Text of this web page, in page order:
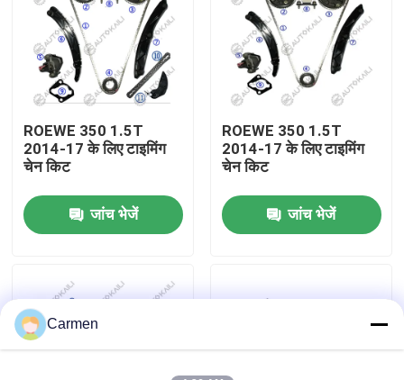
हमारे बारे में
कारखाने का दौरा
गुणवत्ता नियंत्रण
हमसे संपर्क करें
बोली मांगें
ROEWE 350 1.5T
2014-17 के लिए टाइमिंग
चेन किट
जांच भेजें
ROEWE 350 1.5T
2014-17 के लिए टाइमिंग
चेन किट
जांच भेजें
Carmen